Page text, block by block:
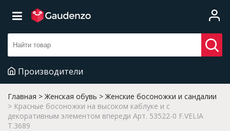
Производители
Главная Женская обувь
Женские босоножки и сандалии
Красные босоножки на высоком каблуке и с
декоративным элементом впереди Арт. 53522-0 F.VELIA
T.3689